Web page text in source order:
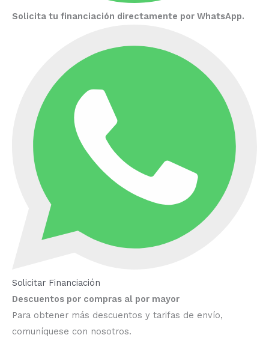
Solicita tu financiación directamente por WhatsApp.
Solicitar Financiación
Descuentos por compras al por mayor
Para obtener más descuentos y tarifas de envío,
comuníquese con nosotros.